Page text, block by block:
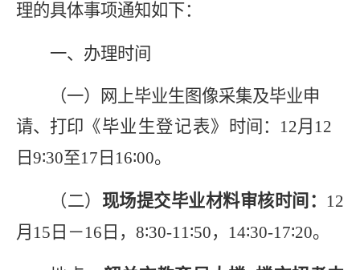
理的具体事项通知如下：
一、办理时间
（一）网上毕业生图像采集及毕业申
请、打印 《毕业生登记表》 时间： 12月 12
日 9∶30至17 日 16∶00。
（二） 现场提交毕业材料审核时间 ： 12
月 15 日 －16 日， 8∶30-11∶50， 14∶30-17∶20。